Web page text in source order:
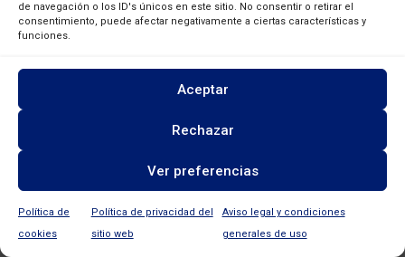
de navegación o los ID's únicos en este sitio. No consentir o retirar el
consentimiento, puede afectar negativamente a ciertas características y
funciones.
Aceptar
Rechazar
Ver preferencias
Política de
cookies
Política de privacidad del
sitio web
Aviso legal y condiciones
generales de uso